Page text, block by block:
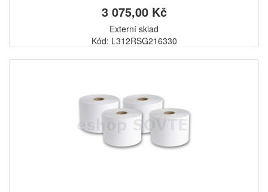
3 075,00 Kč
Externí sklad
Kód: L312RSG216330